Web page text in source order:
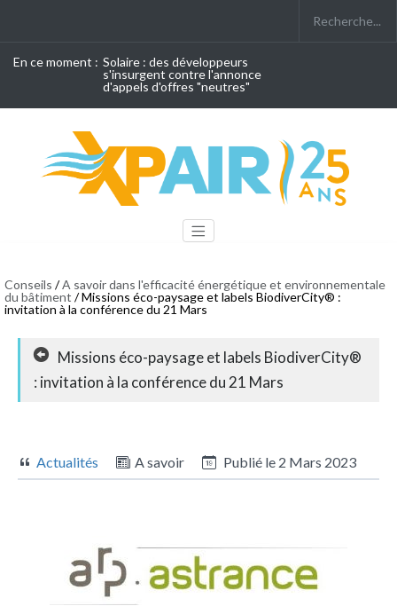
En ce moment : Solaire : des développeurs
s'insurgent contre l'annonce
d'appels d'offres "neutres"
Conseils /A savoir dans l'efficacité énergétique et environnementale
du bâtiment / Missions éco-paysage et labels BiodiverCity® :
invitation à la conférence du 21 Mars
Missions éco-paysage et labels BiodiverCity®
: invitation à la conférence du 21 Mars
Actualités A savoir Publié le 2 Mars 2023